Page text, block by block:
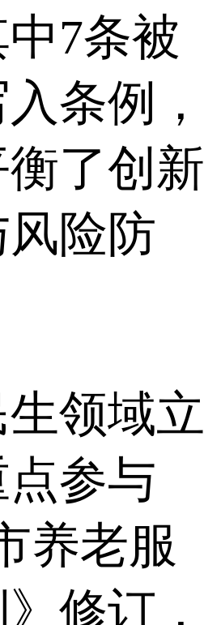
7条被
条例，
了创新
险防
领域立
参与
养老服
修订，